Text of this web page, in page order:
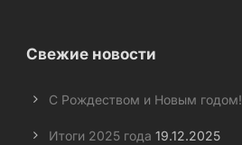
Свежие новости
С Рождеством и Новым годом!
Итоги 2025 года 19.12.2025